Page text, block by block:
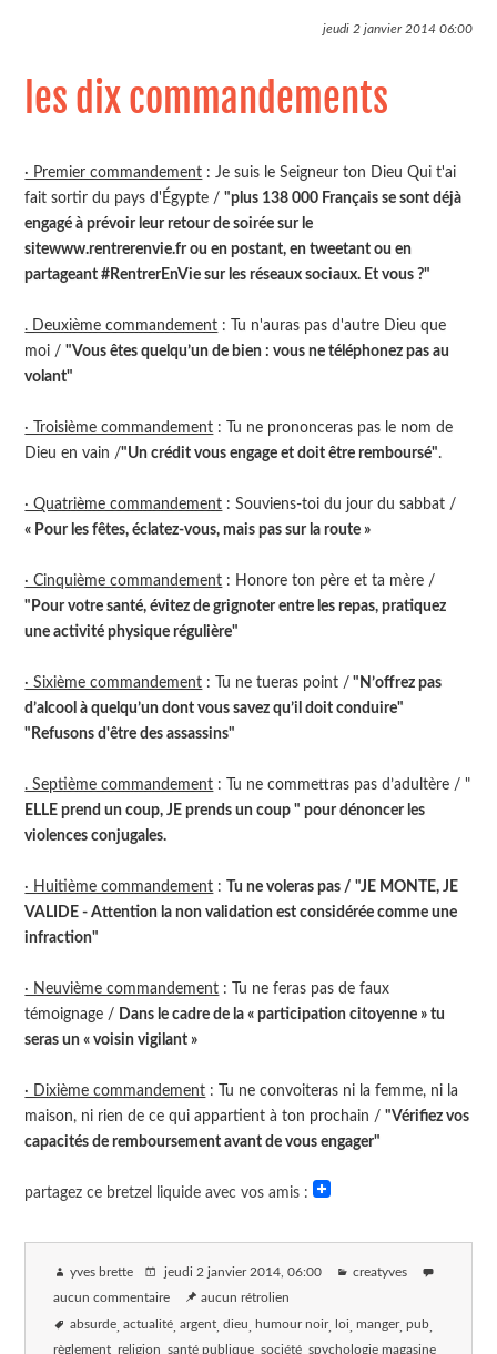
jeudi 2 janvier 201406:00
les dix commandements
· Premier commandement : Je suis le Seigneur ton Dieu Qui t'ai
fait sortir du pays d'Égypte /"plus 138 000 Français se sont déjà
engagé à prévoir leur retour de soirée sur le
sitewww.rentrerenvie.fr ou en postant, en tweetant ou en
partageant #RentrerEnVie sur les réseaux sociaux. Et vous ?"
. Deuxième commandement : Tu n'auras pas d'autre Dieu que
moi /"Vous êtes quelqu’un de bien : vous ne téléphonez pas au
volant"
· Troisième commandement : Tu ne prononceras pas le nom de
Dieu en vain /"Un crédit vous engage et doit être remboursé".
· Quatrième commandement : Souviens-toi du jour du sabbat /
« Pour les fêtes, éclatez-vous, mais pas sur la route »
· Cinquième commandement : Honore ton père et ta mère /
"Pour votre santé, évitez de grignoter entre les repas, pratiquez
une activité physique régulière"
· Sixième commandement : Tu ne tueras point / "N’offrez pas
d’alcool à quelqu’un dont vous savez qu’il doit conduire"
"Refusons d'être des assassins"
. Septième commandement : Tu ne commettras pas d’adultère / "
ELLE prend un coup, JE prends un coup " pour dénoncer les
violences conjugales.
· Huitième commandement :Tu ne voleras pas / "JE MONTE, JE
VALIDE - Attention la non validation est considérée comme une
infraction"
· Neuvième commandement : Tu ne feras pas de faux
témoignage / Dans le cadre de la « participation citoyenne » tu
seras un « voisin vigilant »
· Dixième commandement : Tu ne convoiteras ni la femme, ni la
maison, ni rien de ce qui appartient à ton prochain /"Vérifiez vos
capacités de remboursement avant de vous engager"
partagez ce bretzel liquide avec vos amis :
yves brette jeudi 2 janvier 2014 , 06:00 creatyves
aucun commentaire aucun rétrolien
absurde actualité argent dieu humour noir loi manger pub
règlement religion santé publique société spychologie magasine